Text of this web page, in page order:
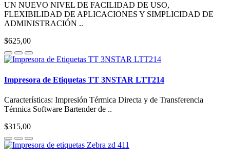
UN NUEVO NIVEL DE FACILIDAD DE USO,
FLEXIBILIDAD DE APLICACIONES Y SIMPLICIDAD DE
ADMINISTRACIÓN ..
$625,00
Impresora de Etiquetas TT 3NSTAR LTT214
Características: Impresión Térmica Directa y de Transferencia
Térmica Software Bartender de ..
$315,00